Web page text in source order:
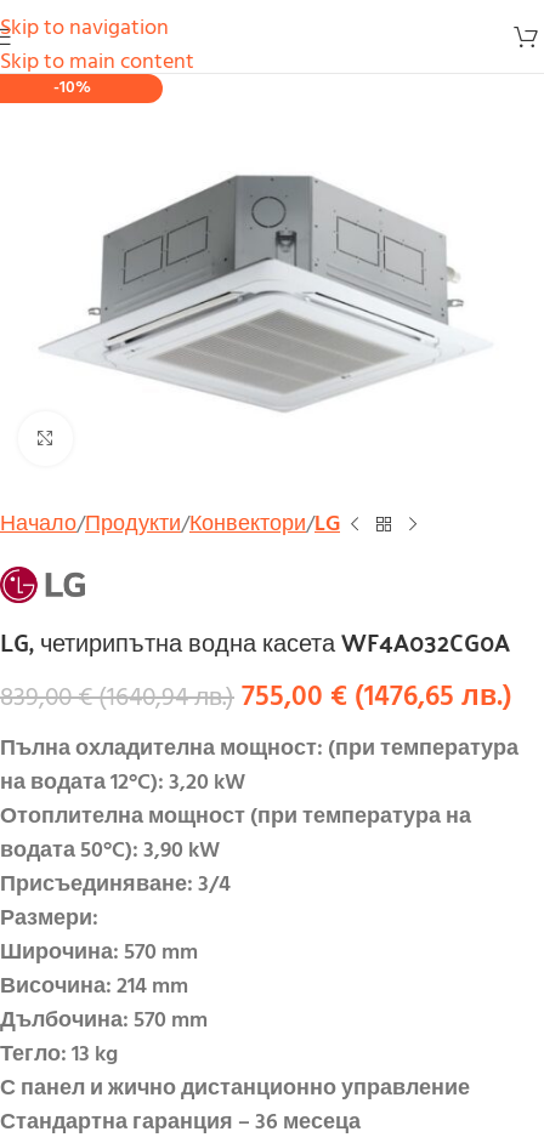
Skip to navigation
Skip to main content
-10%
Начало Продукти Конвектори LG
LG, четирипътна водна касета WF4A032CG0A
839,00€(1640,94лв.)755,00 €(1476,65лв.)
Пълна охладителна мощност: (при температура
на водата 12°C): 3,20 kW
Отоплителна мощност (при температура на
водата 50°C): 3,90 kW
Присъединяване: 3/4
Размери:
Широчина:570 mm
Височина:214mm
Дълбочина:570 mm
Тегло:13 kg
С панел и жично дистанционно управление
Стандартна гаранция – 36 месеца